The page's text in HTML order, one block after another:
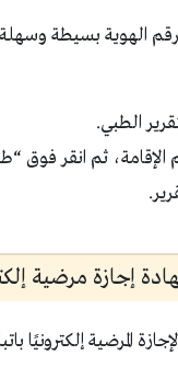
برقم الهوية بسيطة
الطبي.
الإقامة، ثم انقر فوق
مرضية
المرضية إلكترونيًا